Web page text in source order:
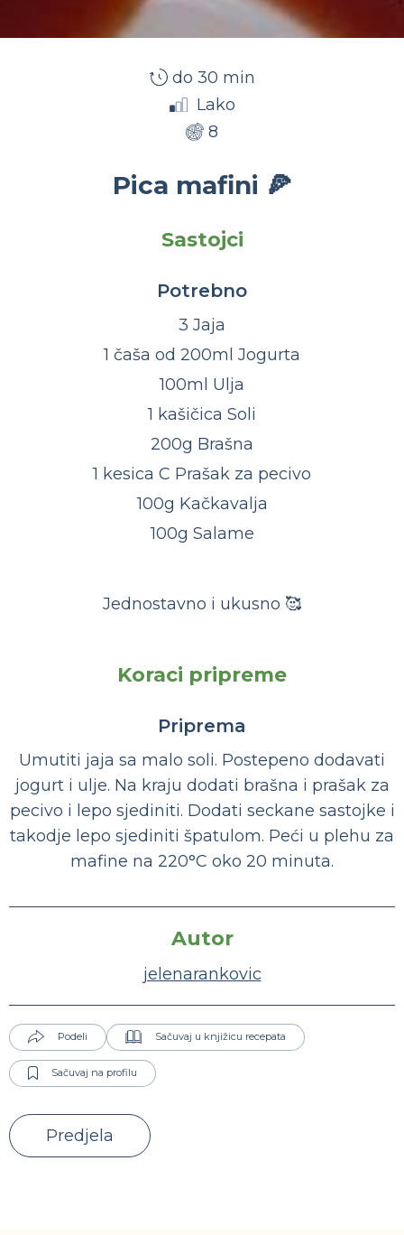
do 30 min
Lako
8
Pica mafini 🍕
Sastojci
Potrebno
3 Jaja
1 čaša od 200ml Jogurta
100ml Ulja
1 kašičica Soli
200g Brašna
1 kesica C Prašak za pecivo
100g Kačkavalja
100g Salame
Jednostavno i ukusno 🥰
Koraci pripreme
Priprema
Umutiti jaja sa malo soli. Postepeno dodavati
jogurt i ulje. Na kraju dodati brašna i prašak za
pecivo i lepo sjediniti. Dodati seckane sastojke i
takodje lepo sjediniti špatulom. Peći u plehu za
mafine na 220°C oko 20 minuta.
Autor
jelenarankovic
Podeli Sačuvaj u knjižicu recepata
Sačuvaj na profilu
Predjela